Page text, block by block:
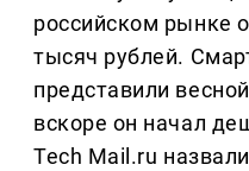
российском рынке
тысяч рублей.
представили
вскоре он начал
Tech Mail.ru